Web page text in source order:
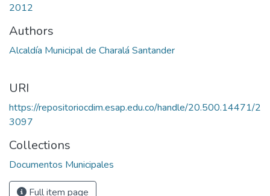
2012
Authors
Alcaldía Municipal de Charalá Santander
URI
https://repositoriocdim.esap.edu.co/handle/20.500.14471/2
3097
Collections
Documentos Municipales
Full item page